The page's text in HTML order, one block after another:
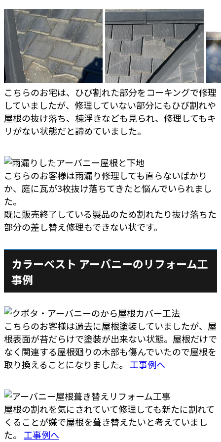
こちらのお宅は、ひび割れた部分をコーキングで修理
していましたが、修理していない部分にもひび割れや
屋根の抜け落ち、棟浮きなども見られ、修理してもキ
リがない状態だと諦めていました。
こちらのお客様は雨漏り修理しても直らないばかり
か、庭に瓦が3枚抜け落ちてきたと悩んでいられまし
た。
既に販売終了している製品のため割れたり抜け落ちた
部分の差し替え修理もできない状です。
カラーベスト アーバニーのリフォーム工
事例
こちらのお客様は過去に屋根塗装していましたが、屋
根表面が苔だらけで塗装が出来ない状態。屋根だけで
なく関連する屋根廻りの木部も傷んでいたので屋根を
取り換えることになりました。 工事例へ
屋根の割れを気にされていて修理しても新たに割れて
くることが嫌で屋根を葺き替えたいと考えていまし
た。 工事例へ